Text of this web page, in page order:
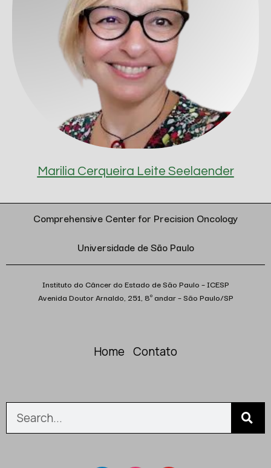
Marilia Cerqueira Leite Seelaender
Comprehensive Center for Precision Oncology
Universidade de São Paulo
Instituto do Câncer do Estado de São Paulo – ICESP
Avenida Doutor Arnaldo, 251, 8º andar – São Paulo/SP
Home Contato